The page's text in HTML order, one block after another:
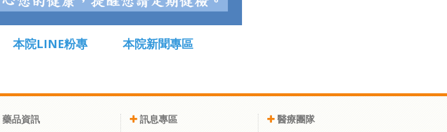
本院LINE粉專 本院新聞專區
藥品資訊 訊息專區 醫療團隊